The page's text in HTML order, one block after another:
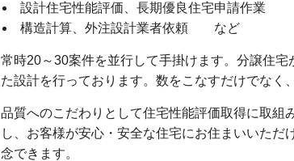
設計住宅性能評価、長期優良住宅申請作業
構造計算、外注設計業者依頼 など
常時20～30案件を並行して手掛けます。分譲住
た設計を行っております。数をこなすだけでなく
品質へのこだわりとして住宅性能評価取得に取組
し、お客様が安心・安全な住宅にお住まいいた
念できます。